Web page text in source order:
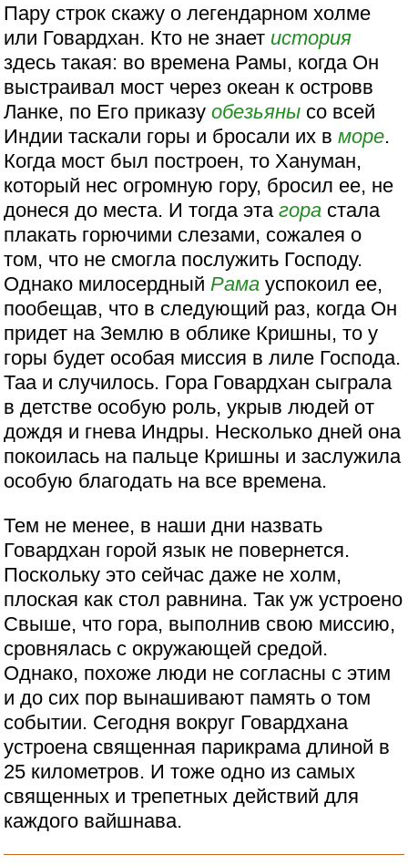
Пару строк скажу о легендарном холме
или Говардхан. Кто не знает история
здесь такая: во времена Рамы, когда Он
выстраивал мост через океан к островв
Ланке, по Его приказуобезьяны со всей
Индии таскали горы и бросали их вморе.
Когда мост был построен, то Хануман,
который нес огромную гору, бросил ее, не
донеся до места. И тогда этагора стала
плакать горючими слезами, сожалея о
том, что не смогла послужить Господу.
Однако милосердный Рама успокоил ее,
пообещав, что в следующий раз, когда Он
придет на Землю в облике Кришны, то у
горы будет особая миссия в лиле Господа.
Таа и случилось. Гора Говардхан сыграла
в детстве особую роль, укрыв людей от
дождя и гнева Индры. Несколько дней она
покоилась на пальце Кришны и заслужила
особую благодать на все времена.
Тем не менее, в наши дни назвать
Говардхан горой язык не повернется.
Поскольку это сейчас даже не холм,
плоская как стол равнина. Так уж устроено
Свыше, что гора, выполнив свою миссию,
сровнялась с окружающей средой.
Однако, похоже люди не согласны с этим
и до сих пор вынашивают память о том
событии. Сегодня вокруг Говардхана
устроена священная парикрама длиной в
25 километров. И тоже одно из самых
священных и трепетных действий для
каждого вайшнава.